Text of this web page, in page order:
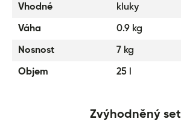
Vhodné kluky
Váha 0.9 kg
Nosnost 7 kg
Objem 25 l
Zvýhodněný set